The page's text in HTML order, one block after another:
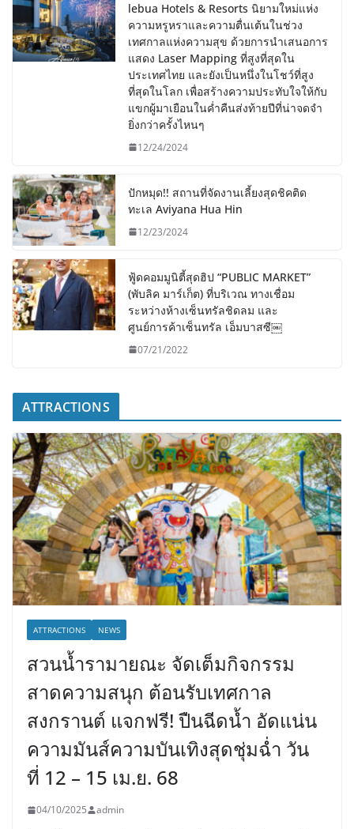
lebua Hotels & Resorts นิยามใหม่แห่ง
ความหรูหราและความตื่นเต้นในช่วง
เทศกาลแห่งความสุข ด้วยการนำเสนอการ
แสดง Laser Mapping ที่สูงที่สุดใน
ประเทศไทย และยังเป็นหนึ่งในโชว์ที่สูง
ที่สุดในโลก เพื่อสร้างความประทับใจให้กับ
แขกผู้มาเยือนในค่ำคืนส่งท้ายปีที่น่าจดจำ
ยิ่งกว่าครั้งไหนๆ
12/24/2024
ปักหมุด!! สถานที่จัดงานเลี้ยงสุดชิคติด
ทะเล Aviyana Hua Hin
12/23/2024
ฟู้ดคอมมูนิตี้สุดฮิป “PUBLIC MARKET”
(พับลิค มาร์เก็ต) ที่บริเวณ ทางเชื่อม
ระหว่างห้างเซ็นทรัลชิดลม และ
ศูนย์การค้าเซ็นทรัล เอ็มบาสซี￼
07/21/2022
ATTRACTIONS
ATTRACTIONS NEWS
สวนน้ำรามายณะ จัดเต็มกิจกรรม
สาดความสนุก ต้อนรับเทศกาล
สงกรานต์ แจกฟรี! ปืนฉีดน้ำ อัดแน่น
ความมันส์ความบันเทิงสุดชุ่มฉ่ำ วัน
ที่ 12 – 15 เม.ย. 68
04/10/2025 admin